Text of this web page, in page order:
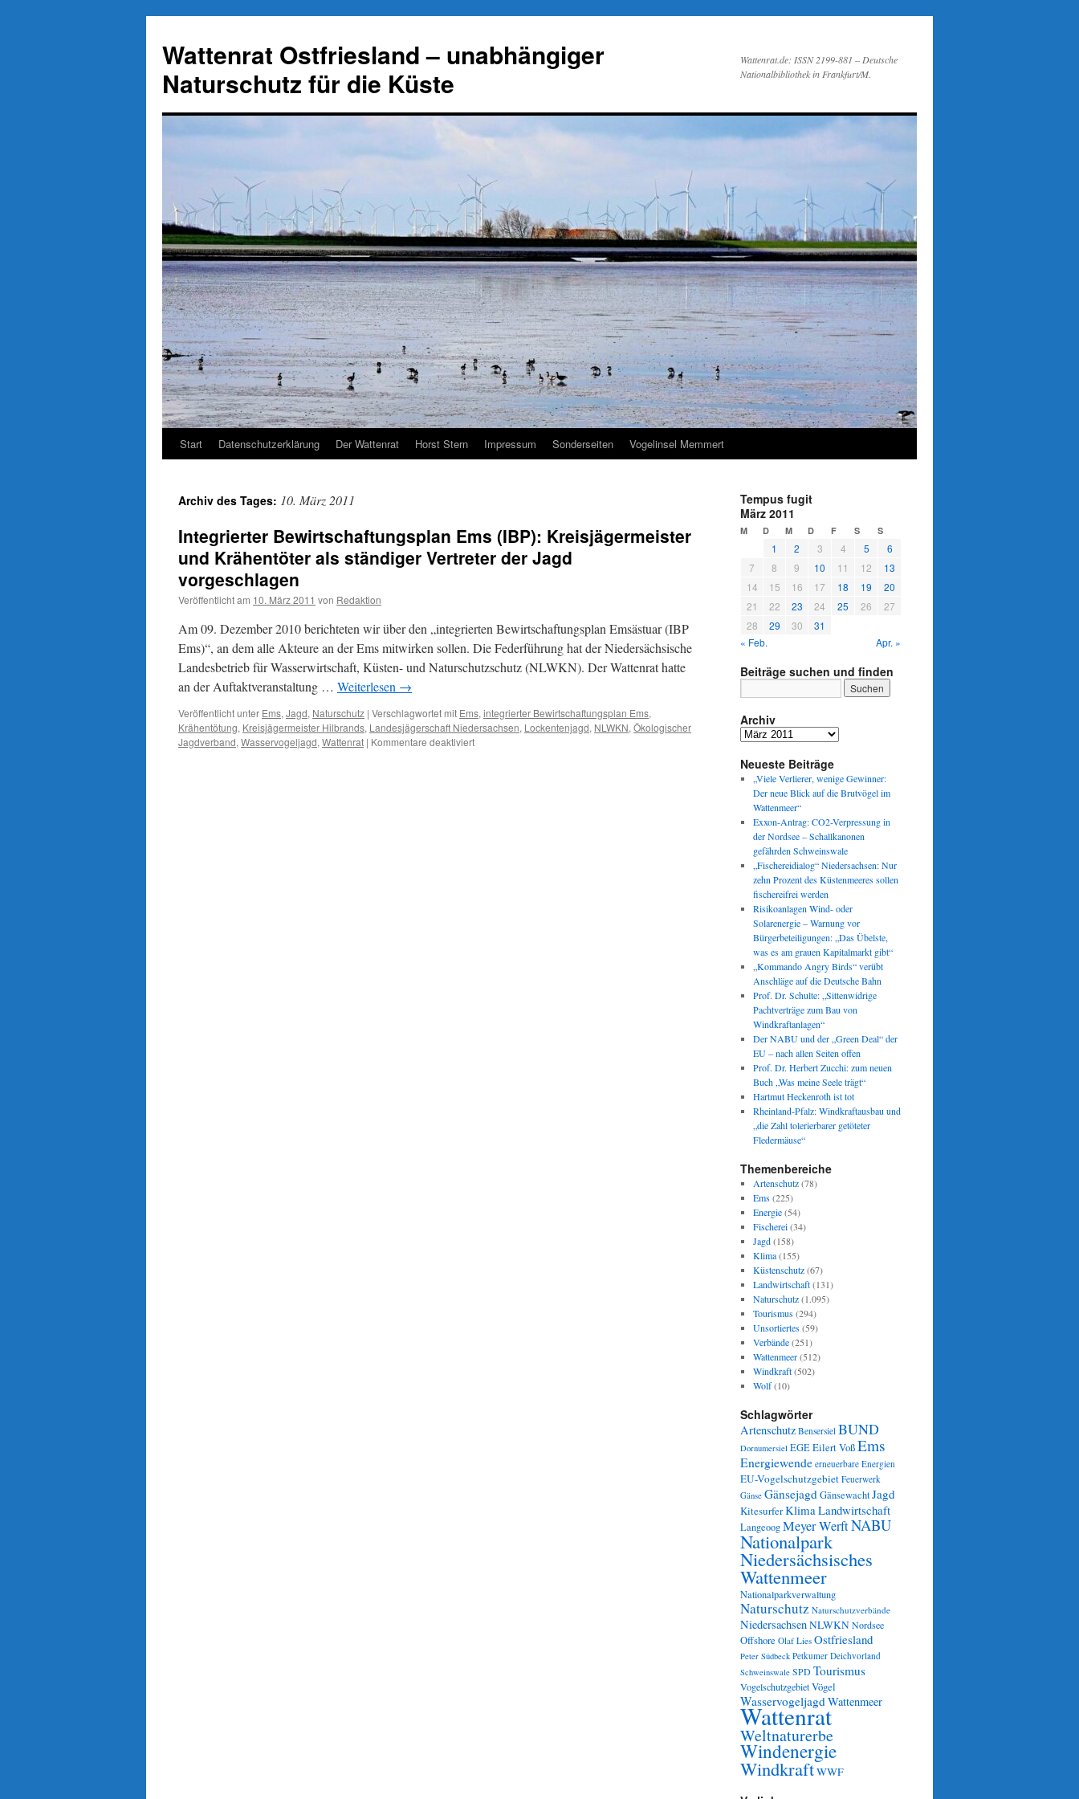
springen
Wattenrat Ostfriesland – unabhängiger
Naturschutz für die Küste
Wattenrat.de: ISSN 2199-881 – Deutsche
Nationalbibliothek in Frankfurt/M.
Start Datenschutzerklärung Der Wattenrat Horst Stern Impressum Sonderseiten Vogelinsel Memmert
Archiv des Tages: 10. März 2011
Integrierter Bewirtschaftungsplan Ems (IBP): Kreisjägermeister
und Krähentöter als ständiger Vertreter der Jagd
vorgeschlagen
Veröffentlicht am 10. März 2011 von Redaktion
Am 09. Dezember 2010 berichteten wir über den „integrierten Bewirtschaftungsplan Emsästuar (IBP
Ems)“, an dem alle Akteure an der Ems mitwirken sollen. Die Federführung hat der Niedersächsische
Landesbetrieb für Wasserwirtschaft, Küsten- und Naturschutzschutz (NLWKN). Der Wattenrat hatte
an der Auftaktveranstaltung … Weiterlesen →
Veröffentlicht unter Ems, Jagd, Naturschutz | Verschlagwortet mit Ems, integrierter Bewirtschaftungsplan Ems,
Krähentötung, Kreisjägermeister Hilbrands, Landesjägerschaft Niedersachsen, Lockentenjagd, NLWKN, Ökologischer
Jagdverband, Wasservogeljagd, Wattenrat | Kommentare deaktiviertfür
Tempus fugit
März 2011
M D M D F S S
1 2 3 4 5
6
7
8 9 10 11 12
13
14
15 16 17 18 19
20
21
22 23 24 25 26
27
28
29 30
31
« Feb.
Apr. »
Beiträge suchen und finden
Archiv
Archiv
Neueste Beiträge
„Viele Verlierer, wenige Gewinner:
Der neue Blick auf die Brutvögel im
Wattenmeer“
Exxon-Antrag: CO2-Verpressung in
der Nordsee – Schallkanonen
gefährden Schweinswale
„Fischereidialog“ Niedersachsen: Nur
zehn Prozent des Küstenmeeres sollen
fischereifrei werden
Risikoanlagen Wind- oder
Solarenergie – Warnung vor
Bürgerbeteiligungen: „Das Übelste,
was es am grauen Kapitalmarkt gibt“
„Kommando Angry Birds“ verübt
Anschläge auf die Deutsche Bahn
Prof. Dr. Schulte: „Sittenwidrige
Pachtverträge zum Bau von
Windkraftanlagen“
Der NABU und der „Green Deal“ der
EU – nach allen Seiten offen
Prof. Dr. Herbert Zucchi: zum neuen
Buch „Was meine Seele trägt“
Hartmut Heckenroth ist tot
Rheinland-Pfalz: Windkraftausbau und
„die Zahl tolerierbarer getöteter
Fledermäuse“
Themenbereiche
Artenschutz(78)
Ems(225)
Energie(54)
Fischerei(34)
Jagd(158)
Klima(155)
Küstenschutz(67)
Landwirtschaft(131)
Naturschutz(1.095)
Tourismus(294)
Unsortiertes(59)
Verbände(251)
Wattenmeer(512)
Windkraft(502)
Wolf(10)
Schlagwörter
Artenschutz Bensersiel BUND
Dornumersiel EGEEilert VoßEms
Energiewende erneuerbare Energien
EU-Vogelschutzgebiet Feuerwerk
Gänse GänsejagdGänsewachtJagd
KitesurferKlimaLandwirtschaft
LangeoogMeyer WerftNABU
Nationalpark
Niedersächsisches
Wattenmeer
Nationalparkverwaltung
Naturschutz Naturschutzverbände
NiedersachsenNLWKNNordsee
Offshore Olaf Lies Ostfriesland
Peter Südbeck Petkumer Deichvorland
Schweinswale SPDTourismus
VogelschutzgebietVögel
WasservogeljagdWattenmeer
Wattenrat
Weltnaturerbe
Windenergie
WindkraftWWF